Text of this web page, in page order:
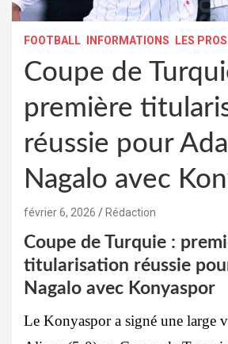
FOOTBALL INFORMATIONS LES PROS
Coupe de
première
réussie pour
Nagalo avec
février 6, 2026 Rédaction
Coupe de Turquie :
titularisation réussie
Nagalo avec Konyaspor
Le Konyaspor a signé une large